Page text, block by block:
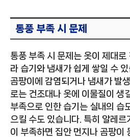
통풍 부족 시 문제
통풍 부족 시 문제는 옷이 제대로
라 습기와 냄새가 쉽게 쌓일 수
곰팡이에 감염되거나 냄새가 발
로는 건조대나 옷에 이물질이 생
부족으로 인한 습기는 실내의 습
으킬 수도 있습니다. 특히 알레
이 부족하면 집안 먼지나 곰팡이